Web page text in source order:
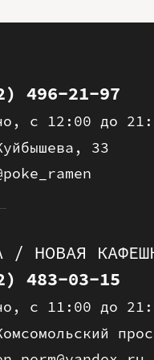
496-21-97
с 12:00 до
33
/ НОВАЯ
483-03-15
с 11:00 до